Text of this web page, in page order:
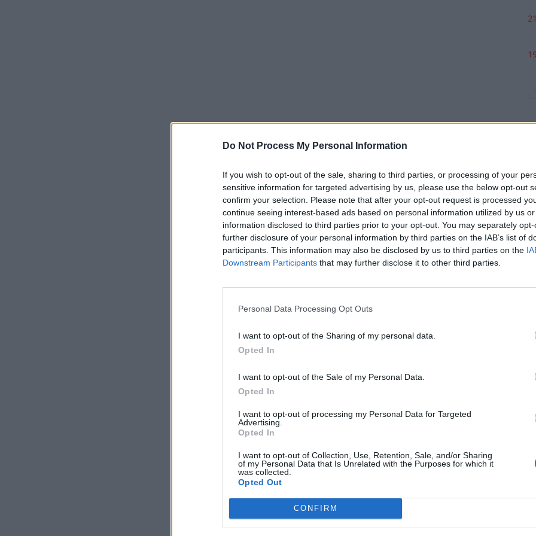
Do Not Process My Personal Information
If you wish to opt-out of the sale, sharing to third parties, or processing of your
sensitive information for targeted advertising by us, please use the below opt-out
confirm your selection. Please note that after your opt-out request is processed
continue seeing interest-based ads based on personal information utilized by us
information disclosed to third parties prior to your opt-out. You may separately
further disclosure of your personal information by third parties on the IAB’s list of
participants. This information may also be disclosed by us to third parties on the
Downstream Participants that may further disclose it to other third parties.
Personal Data Processing Opt Outs
I want to opt-out of the Sharing of my personal data.
Opted In
I want to opt-out of the Sale of my Personal Data.
Opted In
I want to opt-out of processing my Personal Data for Targeted
Advertising.
Opted In
I want to opt-out of Collection, Use, Retention, Sale, and/or Sharing
of my Personal Data that Is Unrelated with the Purposes for which it
was collected.
Opted Out
CONFIRM